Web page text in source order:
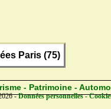
Paris (75)
- Patrimoine -
-Données personnelles -